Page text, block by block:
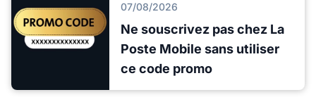
07/08/2026
Ne souscrivez pas chez La
Poste Mobile sans utiliser
ce code promo